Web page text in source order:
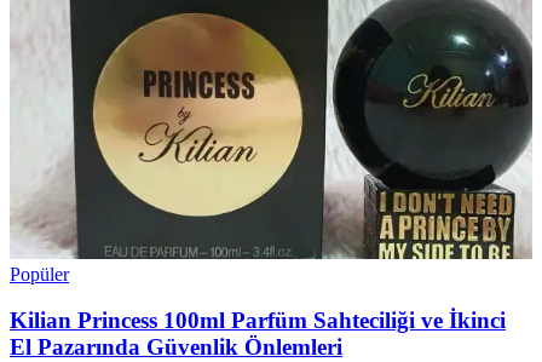
Popüler
Kilian Princess 100ml Parfüm Sahteciliği ve İkinci
El Pazarında Güvenlik Önlemleri